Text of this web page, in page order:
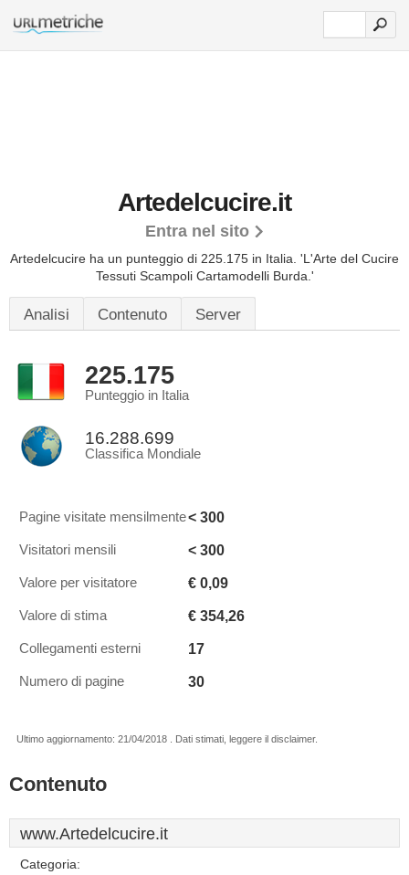
Artedelcucire.it
Entra nel sito
Artedelcucire ha un punteggio di 225.175 in Italia. 'L'Arte del Cucire
Tessuti Scampoli Cartamodelli Burda.'
Analisi Contenuto Server
225.175
Punteggio in Italia
16.288.699
Classifica Mondiale
Pagine visitate mensilmente< 300
Visitatori mensili < 300
Valore per visitatore € 0,09
Valore di stima € 354,26
Collegamenti esterni 17
Numero di pagine 30
Ultimo aggiornamento: 21/04/2018 . Dati stimati, leggere il disclaimer.
Contenuto
www.Artedelcucire.it
Categoria: